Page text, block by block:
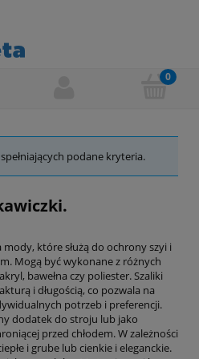
podane kryteria.
które służą do ochrony szyi i
Mogą być wykonane z różnych
bawełna czy poliester. Szaliki
i długością, co pozwala na
potrzeb i preferencji.
dodatek do stroju lub jako
przed chłodem. W zależności
i grube lub cienkie i eleganckie.